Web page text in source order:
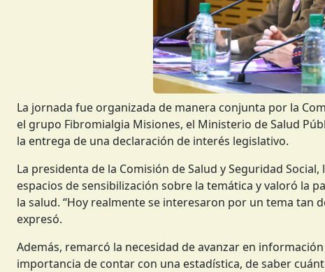
La jornada fue organizada de manera conjunta por la
el grupo Fibromialgia Misiones, el Ministerio de Salud
la entrega de una declaración de interés legislativo.
La presidenta de la Comisión de Salud y Seguridad
espacios de sensibilización sobre la temática y valoró la
la salud. “Hoy realmente se interesaron por un tema tan
expresó.
Además, remarcó la necesidad de avanzar en
importancia de contar con una estadística, de saber